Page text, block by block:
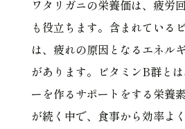
ワタリガニの栄養価は、疲労
も役立ちます。含まれている
は、疲れの原因となるエネル
があります。ビタミンB群と
ーを作るサポートをする栄養
が続く中で、食事から効率よ